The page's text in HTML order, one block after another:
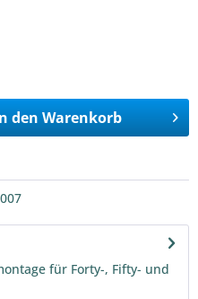
den Warenkorb
für Forty-, Fifty- und